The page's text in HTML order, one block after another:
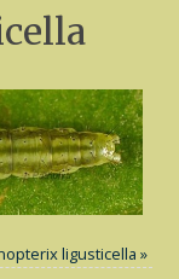
ligusticella »